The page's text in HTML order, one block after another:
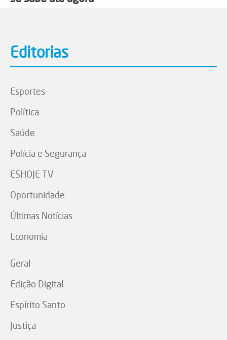
Editorias
Esportes
Política
Saúde
Polícia e Segurança
ESHOJE TV
Oportunidade
Últimas Notícias
Economia
Geral
Edição Digital
Espírito Santo
Justiça